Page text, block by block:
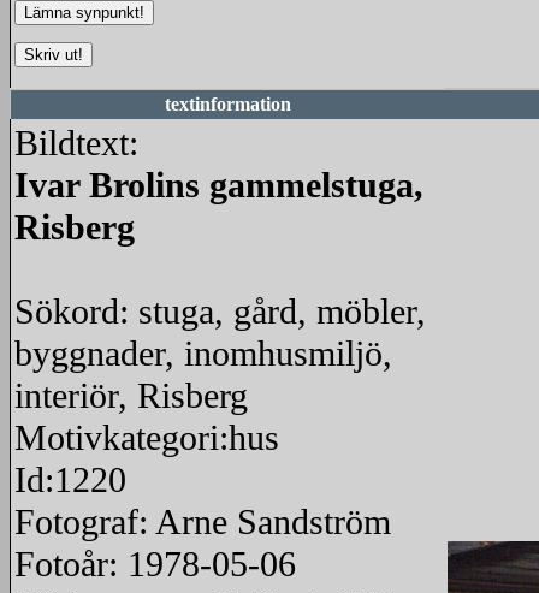
textinformation
Bildtext:
Ivar Brolins gammelstuga,
Risberg
Sökord: stuga, gård, möbler,
byggnader, inomhusmiljö,
interiör, Risberg
Motivkategori:hus
Id:1220
Fotograf: Arne Sandström
Fotoår: 1978-05-06